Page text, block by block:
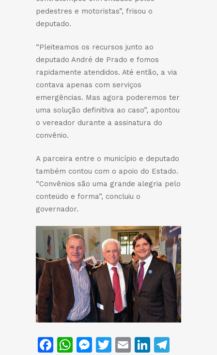
pedestres e motoristas”, frisou o
deputado.
“Pleiteamos os recursos junto ao
deputado André de Prado e fomos
rapidamente atendidos. Até então, a via
contava apenas com serviços
emergências. Mas agora poderemos ter
uma solução definitiva ao caso”, apontou
o vereador durante a assinatura do
convênio.
A parceira entre o município e deputado
também contou com o apoio do Estado.
“Convênios são uma grande alegria pelo
conteúdo e forma”, concluiu o
governador.
Facebook
WhatsApp
Messenger
Twitter
EmailLinkedIn